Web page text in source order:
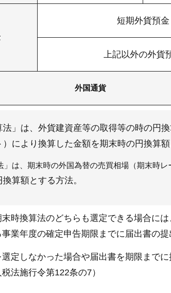
短期外貨預金
上記以外の外貨
外国通貨
」は、外貨建資産等の取得等の時の円
）により換算した金額を期末時の円換算額
は、期末時の外国為替の売買相場（期末時レ
算額とする方法。
時換算法のどちらも選定できる場合に
業年度の確定申告期限までに届出書の
定しなかった場合や届出書を期限まで
法施行令第122条の7）